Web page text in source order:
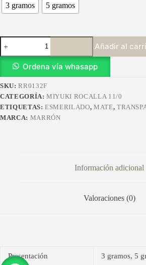
3 gramos 5 gramos
Miyuki
Rocalla
11/0
RR0132F
Añadir al
Ordena vía whasapp
SKU:RR0132F
CATEGORÍA:MIYUKI ROCALLA 11/0
ETIQUETAS:ESMERILADO, MATE,
MARCA: MARRÓN
Información adicional
Valoraciones (0)
Presentación 3 gramos, 5